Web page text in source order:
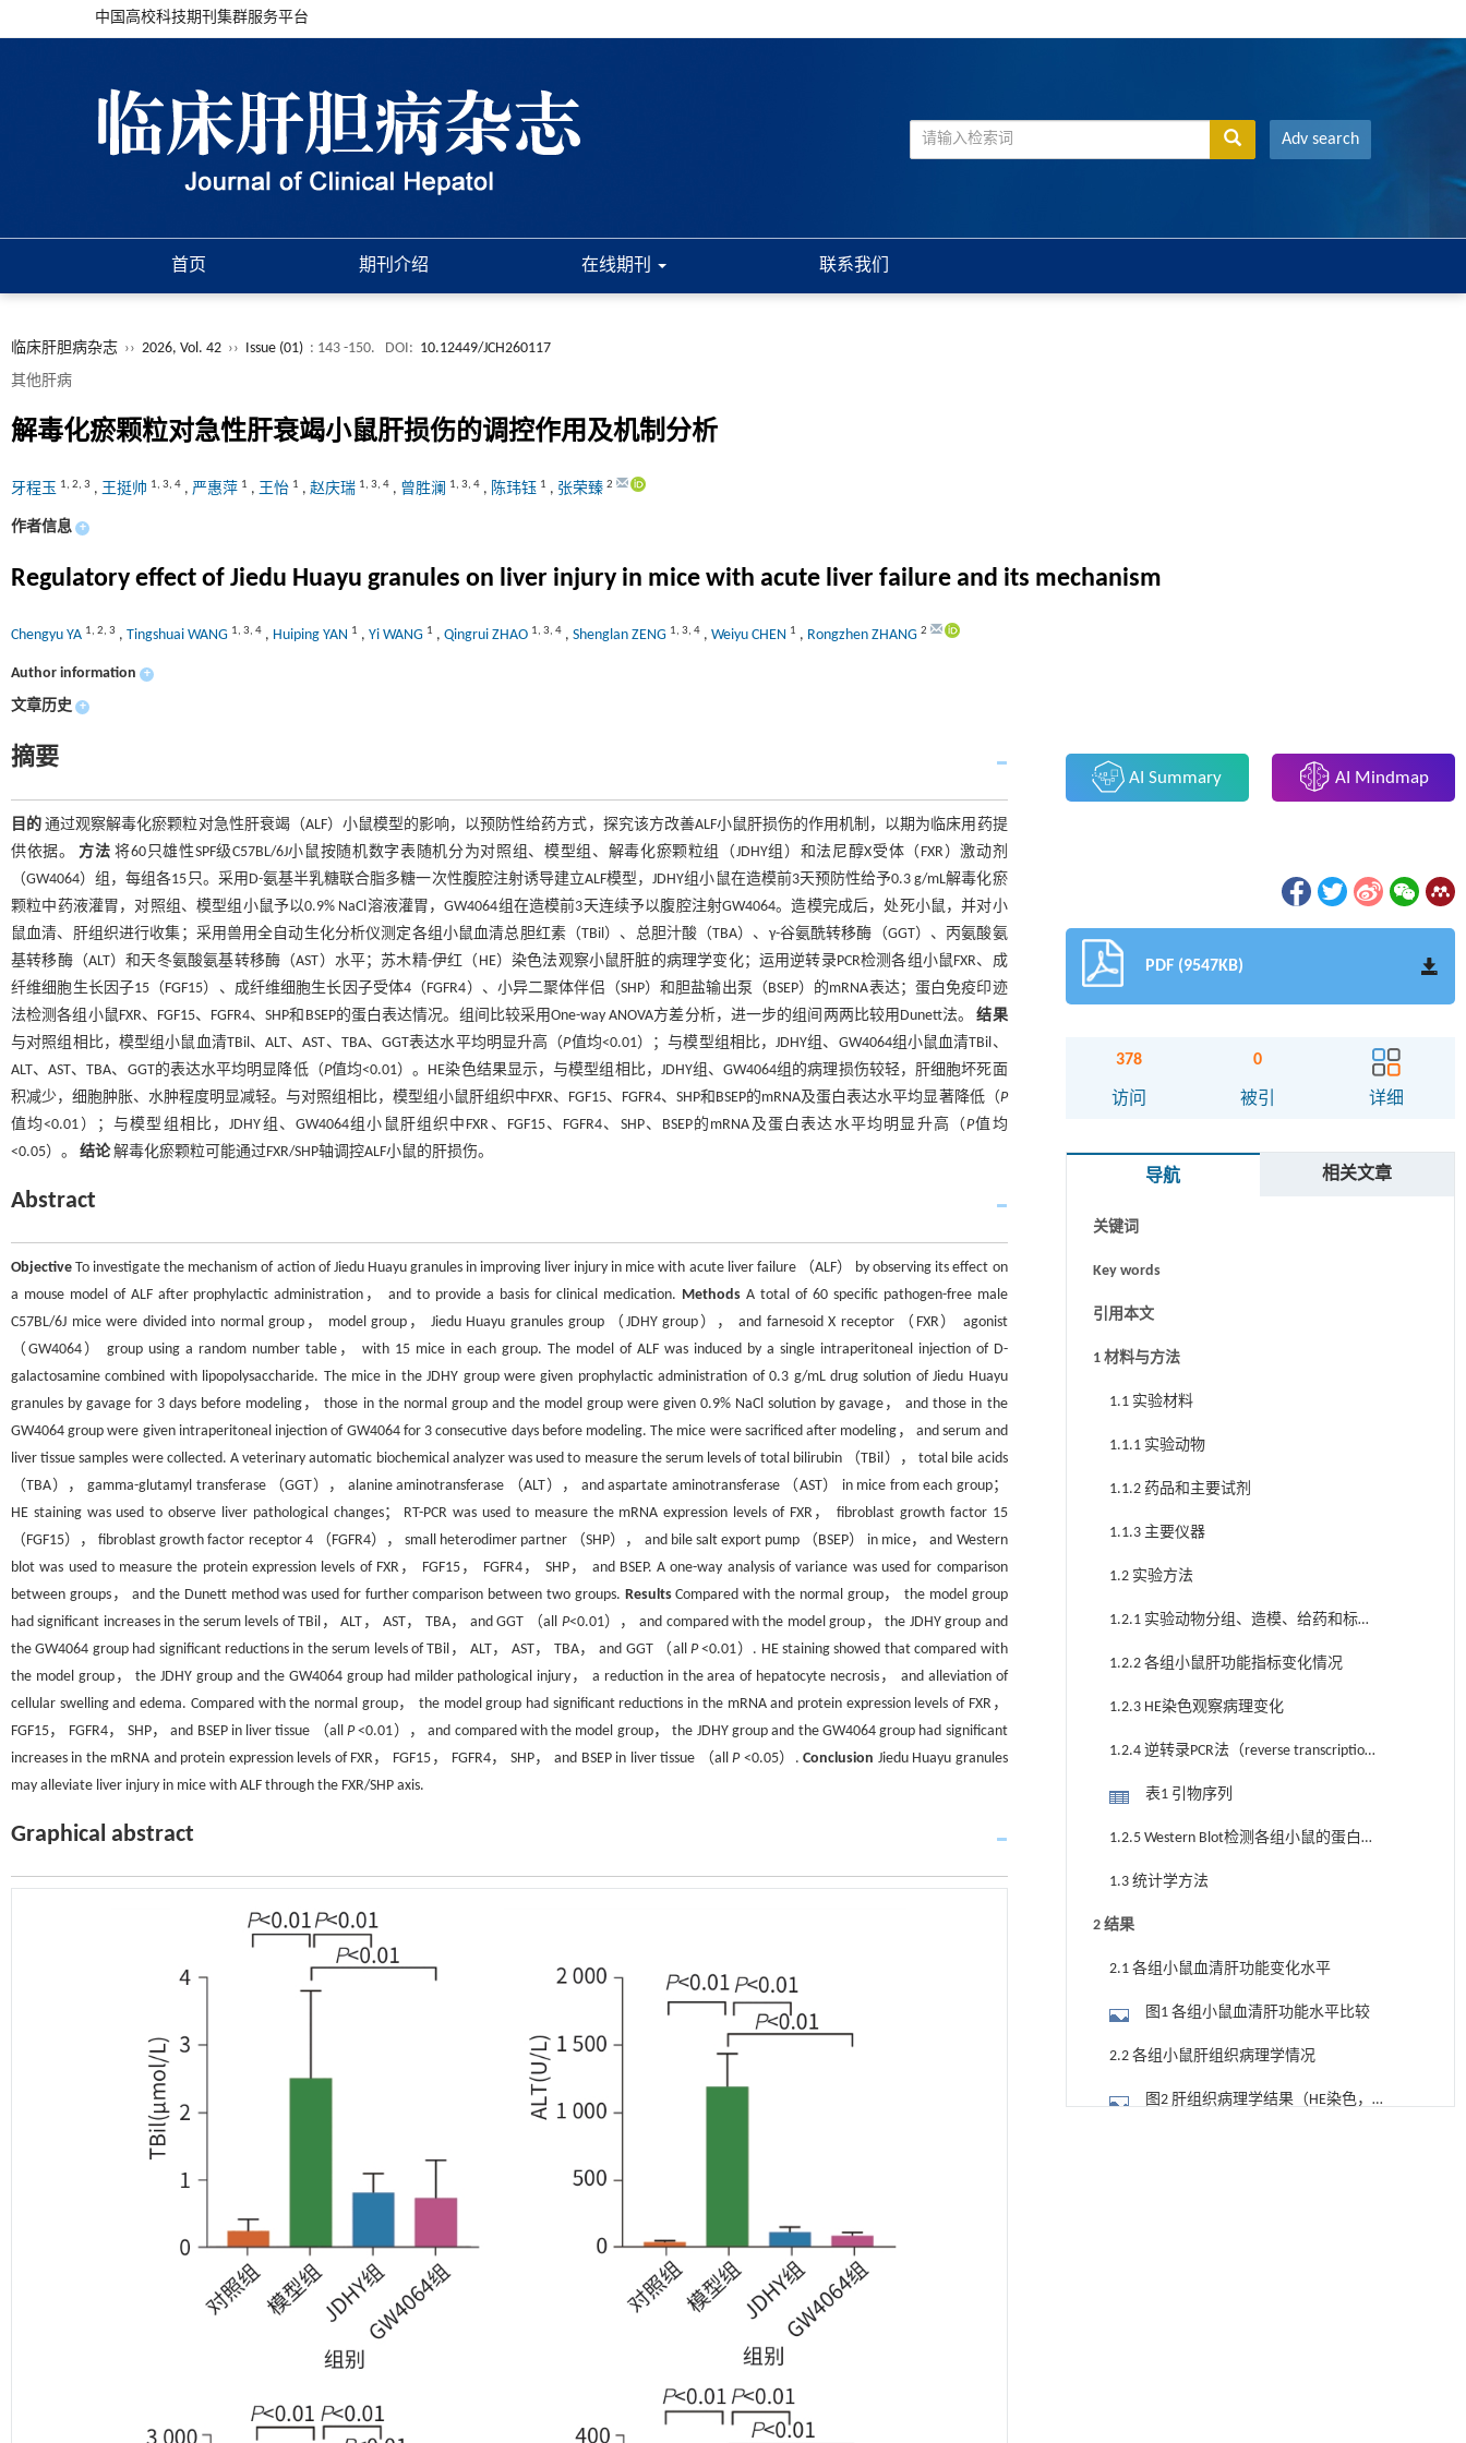
中国高校科技期刊集群服务平台
Adv search
首页 期刊介绍 在线期刊 联系我们
临床肝胆病杂志 ›› 2026, Vol. 42 ›› Issue (01) : 143 -150. DOI: 10.12449/JCH260117
其他肝病
解毒化瘀颗粒对急性肝衰竭小鼠肝损伤的调控作用及机制分析
牙程玉 1, 2, 3 , 王挺帅 1, 3, 4 , 严惠萍 1 , 王怡 1 , 赵庆瑞 1, 3, 4 , 曾胜澜 1, 3, 4 , 陈玮钰 1 , 张荣臻 2
作者信息 +
Regulatory effect of Jiedu Huayu granules on liver injury in mice with acute liver failure and its mechanism
Chengyu YA 1, 2, 3 , Tingshuai WANG 1, 3, 4 , Huiping YAN 1 , Yi WANG 1 , Qingrui ZHAO 1, 3, 4 , Shenglan ZENG 1, 3, 4 , Weiyu CHEN 1 , Rongzhen ZHANG 2
Author information +
文章历史 +
摘要
目的 通过观察解毒化瘀颗粒对急性肝衰竭（ALF）小鼠模型的影响，以预防性给药方式，探究该方改善ALF小鼠肝损伤的作用机制，以期为临床用药提
供依据。方法 将60只雄性SPF级C57BL/6J小鼠按随机数字表随机分为对照组、模型组、解毒化瘀颗粒组（JDHY组）和法尼醇X受体（FXR）激动剂
（GW4064）组，每组各15只。采用D-氨基半乳糖联合脂多糖一次性腹腔注射诱导建立ALF模型，JDHY组小鼠在造模前3天预防性给予0.3 g/mL解毒化瘀
颗粒中药液灌胃，对照组、模型组小鼠予以0.9% NaCl溶液灌胃，GW4064组在造模前3天连续予以腹腔注射GW4064。造模完成后，处死小鼠，并对小
鼠血清、肝组织进行收集；采用兽用全自动生化分析仪测定各组小鼠血清总胆红素（TBil）、总胆汁酸（TBA）、γ-谷氨酰转移酶（GGT）、丙氨酸氨
基转移酶（ALT）和天冬氨酸氨基转移酶（AST）水平；苏木精-伊红（HE）染色法观察小鼠肝脏的病理学变化；运用逆转录PCR检测各组小鼠FXR、成
纤维细胞生长因子15（FGF15）、成纤维细胞生长因子受体4（FGFR4）、小异二聚体伴侣（SHP）和胆盐输出泵（BSEP）的mRNA表达；蛋白免疫印迹
法检测各组小鼠FXR、FGF15、FGFR4、SHP和BSEP的蛋白表达情况。组间比较采用One-way ANOVA方差分析，进一步的组间两两比较用Dunett法。结果
与对照组相比，模型组小鼠血清TBil、ALT、AST、TBA、GGT表达水平均明显升高（P值均<0.01）；与模型组相比，JDHY组、GW4064组小鼠血清TBil、
ALT、AST、TBA、GGT的表达水平均明显降低（P值均<0.01）。HE染色结果显示，与模型组相比，JDHY组、GW4064组的病理损伤较轻，肝细胞坏死面
积减少，细胞肿胀、水肿程度明显减轻。与对照组相比，模型组小鼠肝组织中FXR、FGF15、FGFR4、SHP和BSEP的mRNA及蛋白表达水平均显著降低（P
值均<0.01）；与模型组相比，JDHY组、GW4064组小鼠肝组织中FXR、FGF15、FGFR4、SHP、BSEP的mRNA及蛋白表达水平均明显升高（P值均
<0.05）。 结论解毒化瘀颗粒可能通过FXR/SHP轴调控ALF小鼠的肝损伤。
Abstract
Objective To investigate the mechanism of action of Jiedu Huayu granules in improving liver injury in mice with acute liver failure （ALF） by observing its effect on
a mouse model of ALF after prophylactic administration， and to provide a basis for clinical medication. Methods A total of 60 specific pathogen-free male
C57BL/6J mice were divided into normal group， model group， Jiedu Huayu granules group （JDHY group）， and farnesoid X receptor （FXR） agonist
（GW4064） group using a random number table， with 15 mice in each group. The model of ALF was induced by a single intraperitoneal injection of D-
galactosamine combined with lipopolysaccharide. The mice in the JDHY group were given prophylactic administration of 0.3 g/mL drug solution of Jiedu Huayu
granules by gavage for 3 days before modeling， those in the normal group and the model group were given 0.9% NaCl solution by gavage， and those in the
GW4064 group were given intraperitoneal injection of GW4064 for 3 consecutive days before modeling. The mice were sacrificed after modeling， and serum and
liver tissue samples were collected. A veterinary automatic biochemical analyzer was used to measure the serum levels of total bilirubin （TBil）， total bile acids
（TBA）， gamma-glutamyl transferase （GGT）， alanine aminotransferase （ALT）， and aspartate aminotransferase （AST） in mice from each group；
HE staining was used to observe liver pathological changes； RT-PCR was used to measure the mRNA expression levels of FXR， fibroblast growth factor 15
（FGF15）， fibroblast growth factor receptor 4 （FGFR4）， small heterodimer partner （SHP）， and bile salt export pump （BSEP） in mice， and Western
blot was used to measure the protein expression levels of FXR， FGF15， FGFR4， SHP， and BSEP. A one-way analysis of variance was used for comparison
between groups， and the Dunett method was used for further comparison between two groups. ResultsCompared with the normal group， the model group
had significant increases in the serum levels of TBil， ALT， AST， TBA， and GGT （all P<0.01）， and compared with the model group， the JDHY group and
the GW4064 group had significant reductions in the serum levels of TBil， ALT， AST， TBA， and GGT （all P<0.01）. HE staining showed that compared with
the model group， the JDHY group and the GW4064 group had milder pathological injury， a reduction in the area of hepatocyte necrosis， and alleviation of
cellular swelling and edema. Compared with the normal group， the model group had significant reductions in the mRNA and protein expression levels of FXR，
FGF15， FGFR4， SHP， and BSEP in liver tissue （allP<0.01）， and compared with the model group， the JDHY group and the GW4064 group had significant
increases in the mRNA and protein expression levels of FXR， FGF15， FGFR4， SHP， and BSEP in liver tissue （allP<0.05）.Conclusion Jiedu Huayu granules
may alleviate liver injury in mice with ALF through the FXR/SHP axis.
Graphical abstract
AI Summary AI Mindmap
PDF (9547KB)
378
访问
0
被引 详细
导航 相关文章
摘要
Graphical abstract
关键词
Key words
引用本文
1 材料与方法
1.1 实验材料
1.1.1 实验动物
1.1.2 药品和主要试剂
1.1.3 主要仪器
1.2 实验方法
1.2.1 实验动物分组、造模、给药和标本
1.2.2 各组小鼠肝功能指标变化情况
1.2.3 HE染色观察病理变化
1.2.4 逆转录PCR法（reverse transcription
表1 引物序列
1.2.5 Western Blot检测各组小鼠的蛋白
1.3 统计学方法
2 结果
2.1 各组小鼠血清肝功能变化水平
图1 各组小鼠血清肝功能水平比较
2.2 各组小鼠肝组织病理学情况
图2 肝组织病理学结果（HE染色，